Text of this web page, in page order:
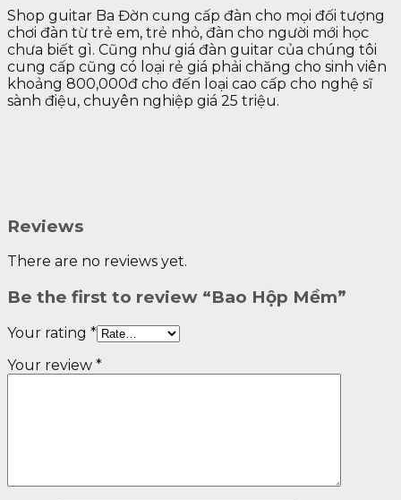
Shop guitar Ba Đờn cung cấp đàn cho mọi đối tượng
chơi đàn từ trẻ em, trẻ nhỏ, đàn cho người mới học
chưa biết gì. Cũng như giá đàn guitar của chúng tôi
cung cấp cũng có loại rẻ giá phải chăng cho sinh viên
khoảng 800,000đ cho đến loại cao cấp cho nghệ sĩ
sành điệu, chuyên nghiệp giá 25 triệu.
Reviews
There are no reviews yet.
Be the first to review “Bao Hộp Mềm”
Your rating *
Your review *